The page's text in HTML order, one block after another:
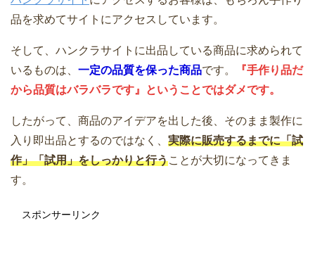
品を求めてサイトにアクセスしています。
そして、ハンクラサイトに出品している商品に求められて
いるものは、 一定の品質を保った商品です。
『手作り品だ
から品質はバラバラです』ということではダメです。
したがって、商品のアイデアを出した後、そのまま製作に
入り即出品とするのではなく、 実際に販売するまでに「試
作」「試用」をしっかりと行うことが大切になってきま
す。
スポンサーリンク